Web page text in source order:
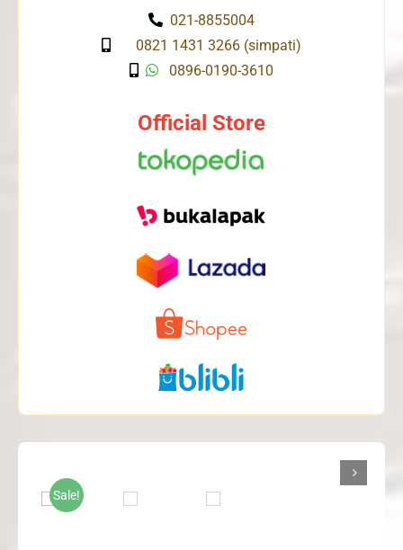
021-8855004
0821 1431 3266 (simpati)
0896-0190-3610
Official Store
Sale!
